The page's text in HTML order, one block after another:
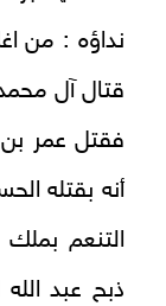
نداؤه : من
قتال آل
فقتل عمر
أنه بقتله
التنعم
ذبح عبد